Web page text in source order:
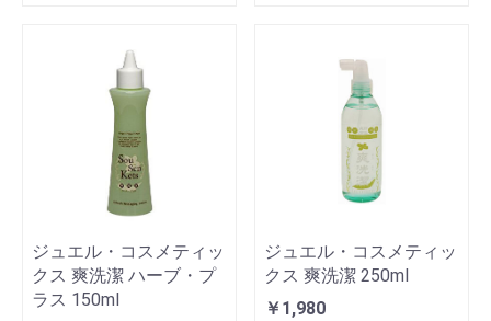
ジュエル・コスメティッ
クス 爽洗潔 ハーブ・プ
ラス 150ml
ジュエル・コスメティッ
クス 爽洗潔 250ml
￥1,980